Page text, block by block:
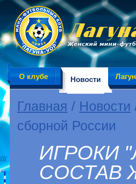
О клубе Новости
Главная / Новости
сборной России
ИГРОКИ
СОСТАВ